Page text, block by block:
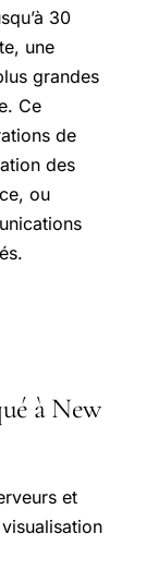
30
une
grandes
Ce
de
des
ou
à New
et